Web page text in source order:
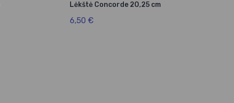
Lėkštė Concorde 20,25 cm
6,50 €